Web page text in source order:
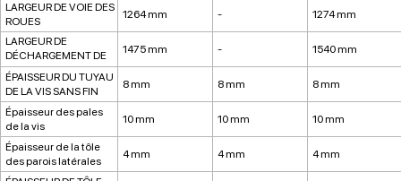
LARGEUR DE VOIE DES
ROUES
1264 mm - 1274 mm
LARGEUR DE
DÉCHARGEMENT DE
FOURRAGE
1475 mm - 1540 mm
ÉPAISSEUR DU TUYAU
DE LA VIS SANS FIN
8 mm 8 mm 8 mm
Épaisseur des pales
de la vis
10 mm 10 mm 10 mm
Épaisseur de la tôle
des parois latérales
4 mm 4 mm 4 mm